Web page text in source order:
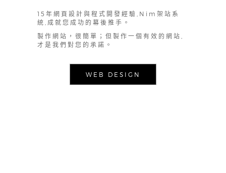
15年網頁設計與程式開發經驗,Nim架站系
統,成就您成功的幕後推手。
製作網站，很簡單；但製作一個有效的網站,
才是我們對您的承諾。
WEB DESIGN